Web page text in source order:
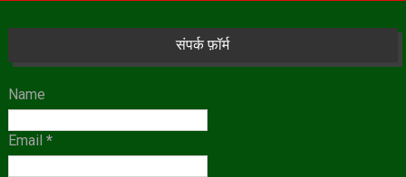
संपर्क फ़ॉर्म
Name
Email *